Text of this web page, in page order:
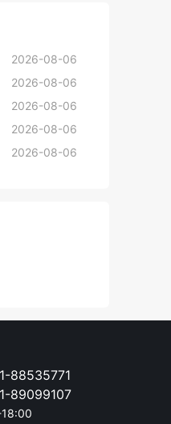
2026-08-06
2026-08-06
2026-08-06
2026-08-06
2026-08-06
88535771
89099107